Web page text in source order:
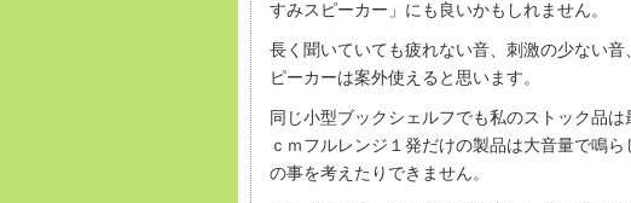
すみスピーカー」にも良いかもしれません。
長く聞いていても疲れない音、刺激の少ない
ピーカーは案外使えると思います。
同じ小型ブックシェルフでも私のストック品
ｃｍフルレンジ１発だけの製品は大音量で鳴
の事を考えたりできません。